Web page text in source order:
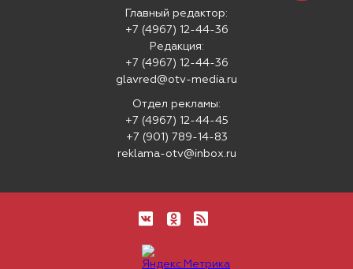
Главный редактор:
+7 (4967) 12-44-36
Редакция:
+7 (4967) 12-44-36
glavred@otv-media.ru
Отдел рекламы:
+7 (4967) 12-44-45
+7 (901) 789-14-83
reklama-otv@inbox.ru